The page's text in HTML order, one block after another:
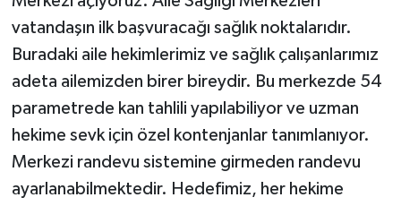
vatandaşın ilk başvuracağı sağlık noktalarıdır.
Buradaki aile hekimlerimiz ve sağlık çalışanlarımız
adeta ailemizden birer bireydir. Bu merkezde 54
parametrede kan tahlili yapılabiliyor ve uzman
hekime sevk için özel kontenjanlar tanımlanıyor.
Merkezi randevu sistemine girmeden randevu
ayarlanabilmektedir. Hedefimiz, her hekime